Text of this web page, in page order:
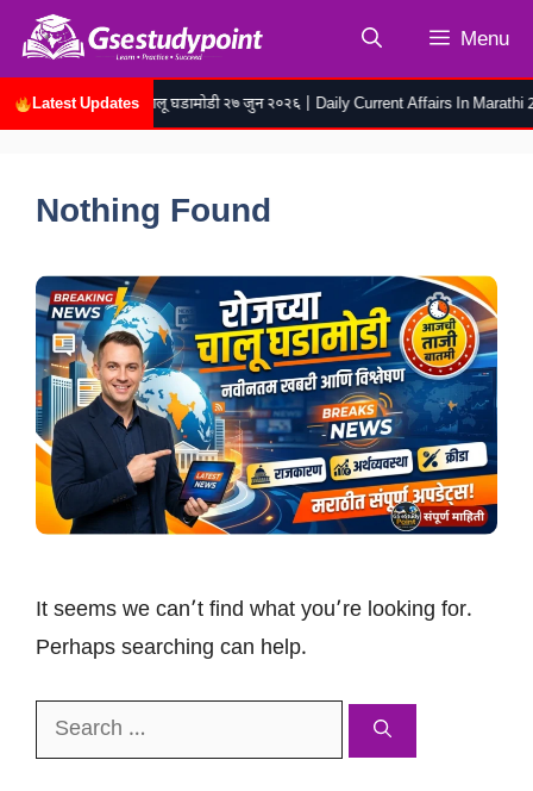
Skip
content
Menu
Latest Updates
रोजच्या चालू घडामोडी २७ जुन २०२६ | Daily Current Affairs In Marathi 27
Nothing Found
It seems we can’t find what you’re looking for.
Perhaps searching can help.
Search
for: